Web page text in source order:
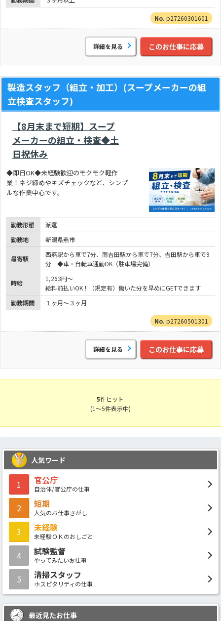
p27260301601
詳細を見る このお仕事に応募
製造スタッフ（組立・加工）(スープメーカーの組
立検査スタッフ)
【8月末まで短期】スープ
メーカーの組立・検査◆土
日祝休み
◆即日OK◆未経験歓迎のモクモク軽作
業！ネジ締めやキズチェックなど、シンプ
ルな作業中心です。
勤務形態
派遣
勤務地
新潟県燕市
最寄駅
西燕駅から車で7分、南吉田駅から車で7分、吉田駅から車で9
分 ◆車・自転車通勤OK（駐車場完備）
時給
1,263円～
給料前払いOK！（規定有）働いた分を早めにGETできます
勤務期間
１ヶ月～３ヶ月
p27260501301
詳細を見る このお仕事に応募
5件ヒット
(1～5件表示中)
人気ワード
1 官公庁
自治体/官公庁の仕事
2 短期
人気のお仕事さがし
3 未経験
未経験ＯＫのおしごと
4 試験監督
やってみたいお仕事
5 清掃スタッフ
ホスピタリティの仕事
最近見たお仕事